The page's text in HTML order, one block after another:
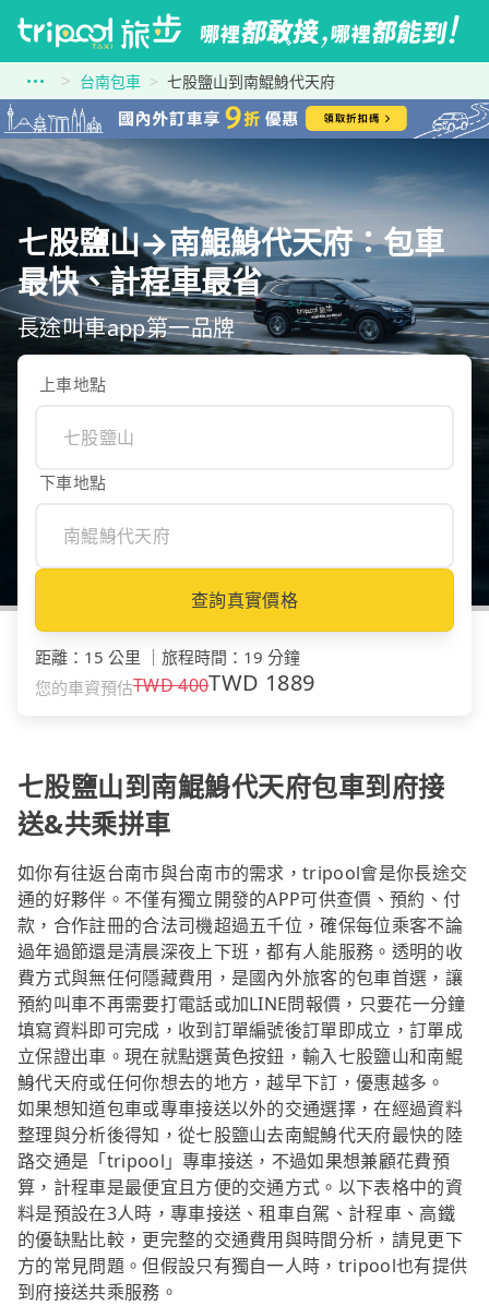
台南包車 七股鹽山到南鯤鯓代天府
七股鹽山→南鯤鯓代天府：包車
最快、計程車最省
長途叫車app第一品牌
上車地點
下車地點
查詢真實價格
距離 ： 15 公里 旅程時間 ： 19 分鐘
您的車資預估TWD400TWD 1889
七股鹽山到南鯤鯓代天府包車到府接
送&共乘拼車
如你有往返台南市與台南市的需求，tripool會是你長途交
通的好夥伴。不僅有獨立開發的APP可供查價、預約、付
款，合作註冊的合法司機超過五千位，確保每位乘客不論
過年過節還是清晨深夜上下班，都有人能服務。透明的收
費方式與無任何隱藏費用，是國內外旅客的包車首選，讓
預約叫車不再需要打電話或加LINE問報價，只要花一分鐘
填寫資料即可完成，收到訂單編號後訂單即成立，訂單成
立保證出車。現在就點選黃色按鈕，輸入七股鹽山和南鯤
鯓代天府或任何你想去的地方，越早下訂，優惠越多。
如果想知道包車或專車接送以外的交通選擇，在經過資料
整理與分析後得知，從七股鹽山去南鯤鯓代天府最快的陸
路交通是「tripool」專車接送，不過如果想兼顧花費預
算，計程車是最便宜且方便的交通方式。以下表格中的資
料是預設在3人時，專車接送、租車自駕、計程車、高鐵
的優缺點比較，更完整的交通費用與時間分析，請見更下
方的常見問題。但假設只有獨自一人時，tripool也有提供
到府接送共乘服務。